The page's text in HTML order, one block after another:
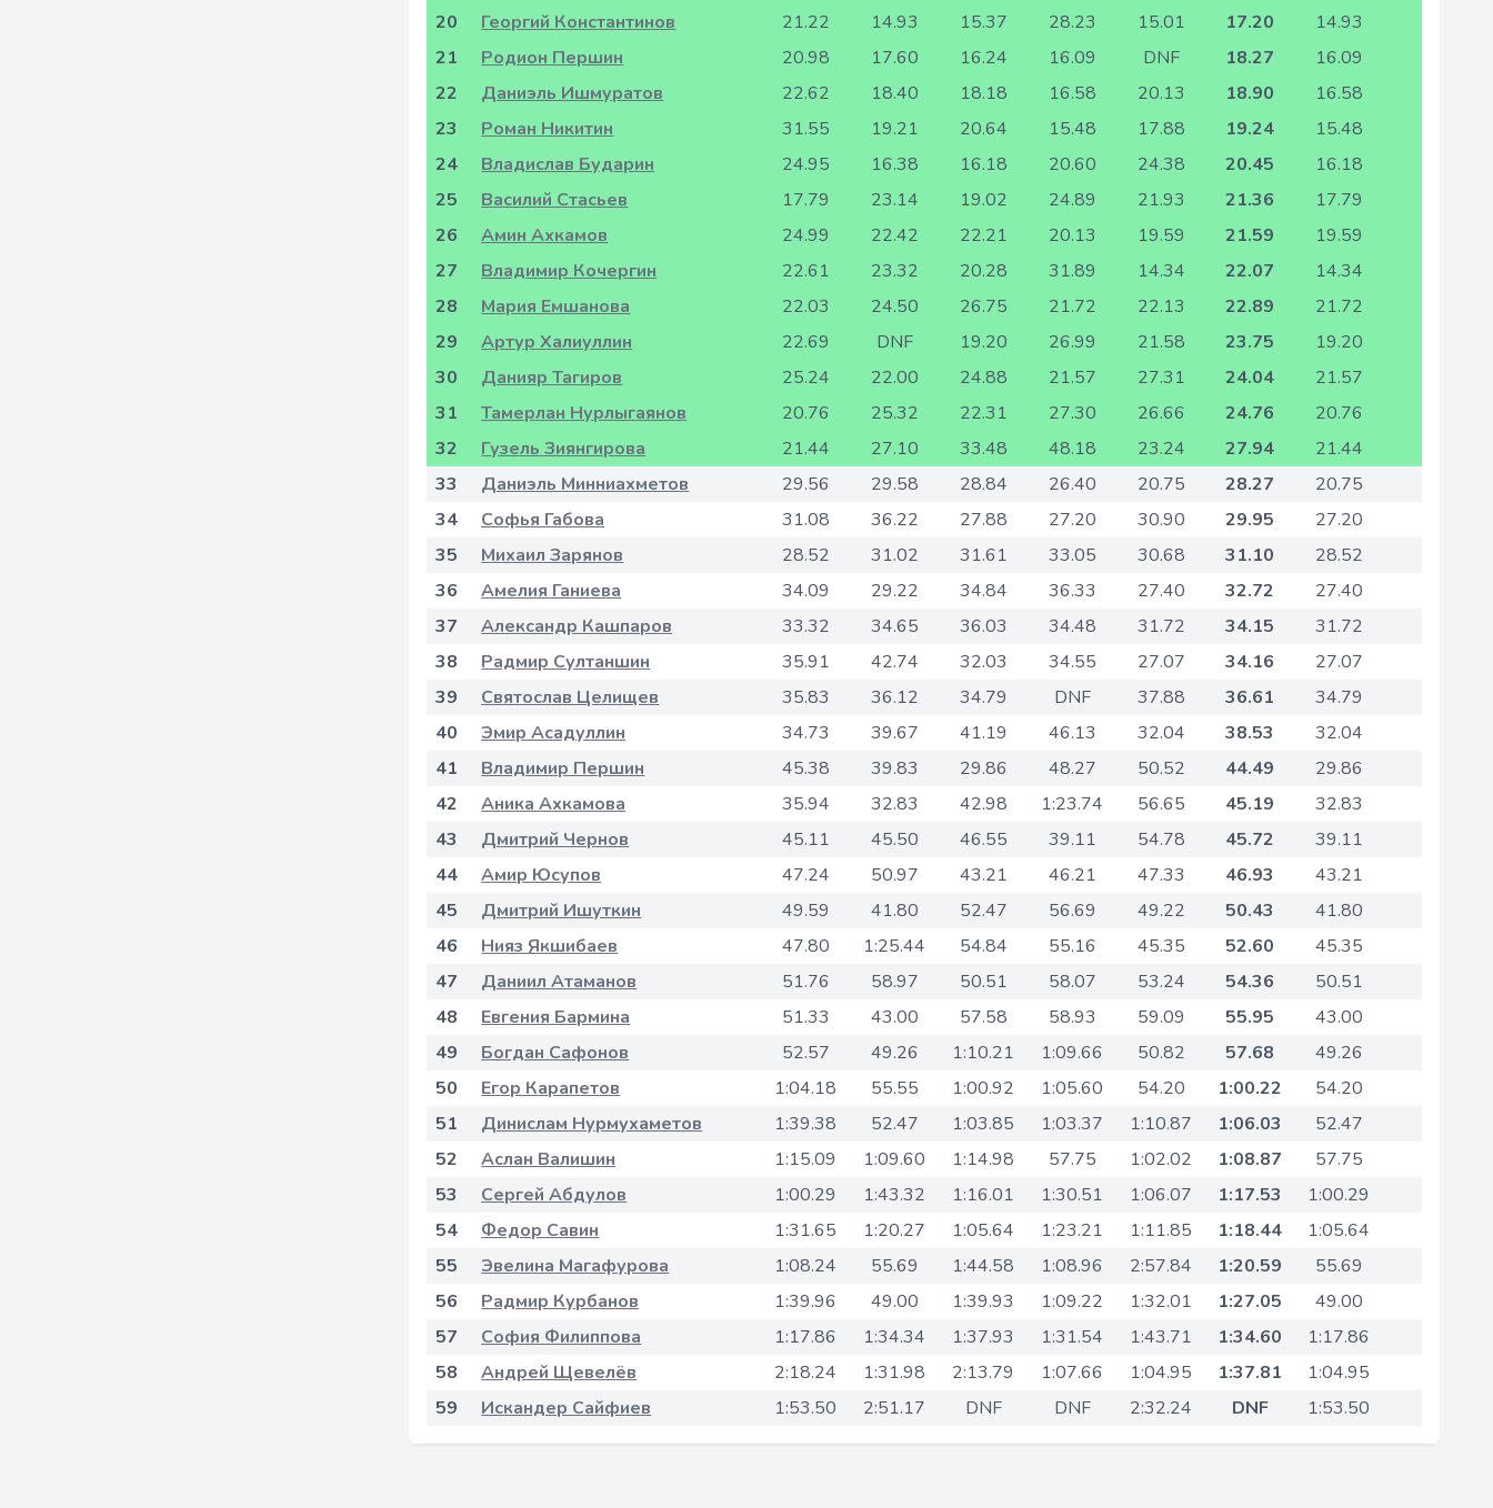
20
Георгий Константинов 21.22 14.93 15.37 28.23 15.01 17.20
14.93
21
Родион Першин 20.98 17.60 16.24 16.09 DNF 18.27
16.09
22
Даниэль Ишмуратов 22.62 18.40 18.18 16.58 20.13 18.90
16.58
23
Роман Никитин 31.55 19.21 20.64 15.48 17.88 19.24
15.48
24
Владислав Бударин 24.95 16.38 16.18 20.60 24.38 20.45
16.18
25
Василий Стасьев 17.79 23.14 19.02 24.89 21.93 21.36
17.79
26
Амин Ахкамов 24.99 22.42 22.21 20.13 19.59 21.59
19.59
27
Владимир Кочергин 22.61 23.32 20.28 31.89 14.34 22.07
14.34
28
Мария Емшанова 22.03 24.50 26.75 21.72 22.13 22.89
21.72
29
Артур Халиуллин 22.69 DNF 19.20 26.99 21.58 23.75
19.20
30
Данияр Тагиров 25.24 22.00 24.88 21.57 27.31 24.04
21.57
31
Тамерлан Нурлыгаянов 20.76 25.32 22.31 27.30 26.66 24.76
20.76
32
Гузель Зиянгирова 21.44 27.10 33.48 48.18 23.24 27.94
21.44
33
Даниэль Минниахметов 29.56 29.58 28.84 26.40 20.75 28.27
20.75
34
Софья Габова 31.08 36.22 27.88 27.20 30.90 29.95
27.20
35
Михаил Зарянов 28.52 31.02 31.61 33.05 30.68 31.10
28.52
36
Амелия Ганиева 34.09 29.22 34.84 36.33 27.40 32.72
27.40
37
Александр Кашпаров 33.32 34.65 36.03 34.48 31.72 34.15
31.72
38
Радмир Султаншин 35.91 42.74 32.03 34.55 27.07 34.16
27.07
39
Святослав Целищев 35.83 36.12 34.79 DNF 37.88 36.61
34.79
40
Эмир Асадуллин 34.73 39.67 41.19 46.13 32.04 38.53
32.04
41
Владимир Першин 45.38 39.83 29.86 48.27 50.52 44.49
29.86
42
Аника Ахкамова 35.94 32.83 42.98 1:23.74 56.65 45.19
32.83
43
Дмитрий Чернов 45.11 45.50 46.55 39.11 54.78 45.72
39.11
44
Амир Юсупов 47.24 50.97 43.21 46.21 47.33 46.93
43.21
45
Дмитрий Ишуткин 49.59 41.80 52.47 56.69 49.22 50.43
41.80
46
Нияз Якшибаев 47.80 1:25.44 54.84 55.16 45.35 52.60
45.35
47
Даниил Атаманов 51.76 58.97 50.51 58.07 53.24 54.36
50.51
48
Евгения Бармина 51.33 43.00 57.58 58.93 59.09 55.95
43.00
49
Богдан Сафонов 52.57 49.26 1:10.21 1:09.66 50.82 57.68
49.26
50
Егор Карапетов 1:04.18 55.55 1:00.92 1:05.60 54.20 1:00.22
54.20
51
Динислам Нурмухаметов 1:39.38 52.47 1:03.85 1:03.37 1:10.87 1:06.03
52.47
52
Аслан Валишин 1:15.09 1:09.60 1:14.98 57.75 1:02.02 1:08.87
57.75
53
Сергей Абдулов 1:00.29 1:43.32 1:16.01 1:30.51 1:06.07 1:17.53
1:00.29
54
Федор Савин 1:31.65 1:20.27 1:05.64 1:23.21 1:11.85 1:18.44
1:05.64
55
Эвелина Магафурова 1:08.24 55.69 1:44.58 1:08.96 2:57.84 1:20.59
55.69
56
Радмир Курбанов 1:39.96 49.00 1:39.93 1:09.22 1:32.01 1:27.05
49.00
57
София Филиппова 1:17.86 1:34.34 1:37.93 1:31.54 1:43.71 1:34.60
1:17.86
58
Андрей Щевелёв 2:18.24 1:31.98 2:13.79 1:07.66 1:04.95 1:37.81
1:04.95
59
Искандер Сайфиев 1:53.50 2:51.17 DNF DNF 2:32.24 DNF 1:53.50